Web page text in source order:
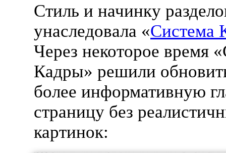
Стиль и начинку
унаследовала «Система
Через некоторое время
Кадры» решили
более информативную
страницу без
картинок: